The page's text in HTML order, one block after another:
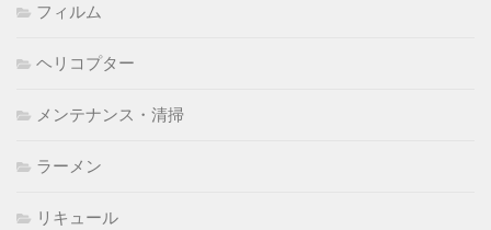
フィルム
ヘリコプター
メンテナンス・清掃
ラーメン
リキュール